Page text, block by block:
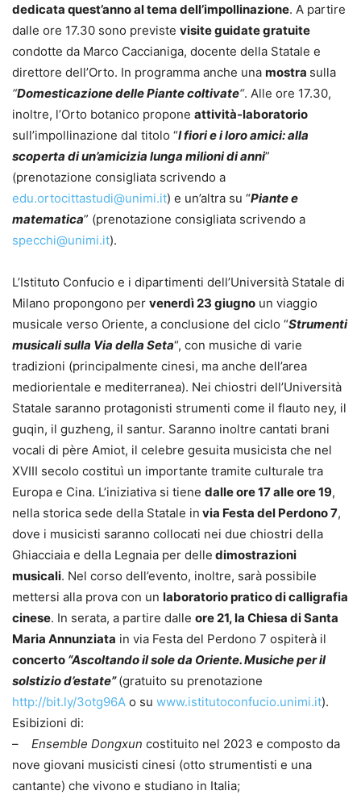
dedicata quest’anno al tema dell’impollinazione. A partire
dalle ore 17.30 sono previste visite guidate gratuite
condotte da Marco Caccianiga, docente della Statale e
direttore dell’Orto. In programma anche una mostra sulla
“Domesticazione delle Piante coltivate“. Alle ore 17.30,
inoltre, l’Orto botanico propone attività-laboratorio
sull’impollinazione dal titolo “I fiori e i loro amici: alla
scoperta di un’amicizia lunga milioni di anni”
(prenotazione consigliata scrivendo a
edu.ortocittastudi@unimi.it) e un’altra su “Piante e
matematica” (prenotazione consigliata scrivendo a
specchi@unimi.it).
L’Istituto Confucio e i dipartimenti dell’Università Statale di
Milano propongono per venerdì 23 giugno un viaggio
musicale verso Oriente, a conclusione del ciclo “Strumenti
musicali sulla Via della Seta“, con musiche di varie
tradizioni (principalmente cinesi, ma anche dell’area
mediorientale e mediterranea). Nei chiostri dell’Università
Statale saranno protagonisti strumenti come il flauto ney, il
guqin, il guzheng, il santur. Saranno inoltre cantati brani
vocali di père Amiot, il celebre gesuita musicista che nel
XVIII secolo costituì un importante tramite culturale tra
Europa e Cina. L’iniziativa si tiene dalle ore 17 alle ore 19,
nella storica sede della Statale in via Festa del Perdono 7,
dove i musicisti saranno collocati nei due chiostri della
Ghiacciaia e della Legnaia per delle dimostrazioni
musicali. Nel corso dell’evento, inoltre, sarà possibile
mettersi alla prova con un laboratorio pratico di calligrafia
cinese. In serata, a partire dalle ore 21, la Chiesa di Santa
Maria Annunziata in via Festa del Perdono 7 ospiterà il
concerto “Ascoltando il sole da Oriente. Musiche per il
solstizio d’estate” (gratuito su prenotazione
http://bit.ly/3otg96A o su www.istitutoconfucio.unimi.it).
Esibizioni di:
–
Ensemble Dongxun costituito nel 2023 e composto da
nove giovani musicisti cinesi (otto strumentisti e una
cantante) che vivono e studiano in Italia;